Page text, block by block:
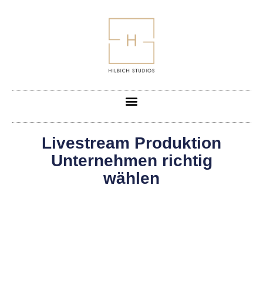
Livestream Produktion
Unternehmen richtig
wählen